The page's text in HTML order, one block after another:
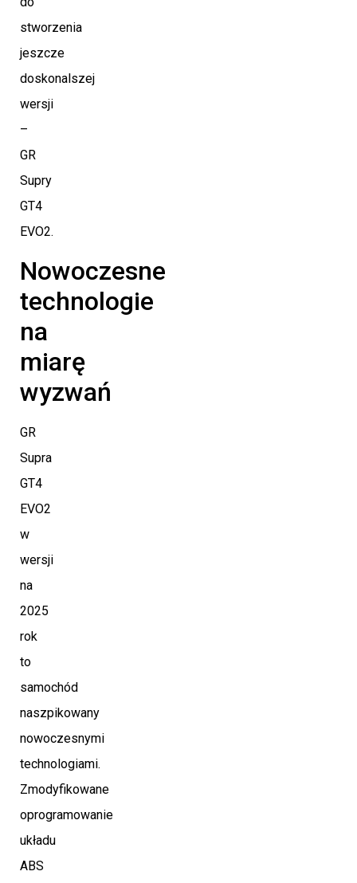
stworzenia
jeszcze
doskonalszej
wersji
–
GR
Supry
GT4
EVO2.
Nowoczesne
technologie
na
miarę
wyzwań
GR
Supra
GT4
EVO2
w
wersji
na
2025
rok
to
samochód
naszpikowany
nowoczesnymi
technologiami.
Zmodyfikowane
oprogramowanie
układu
ABS